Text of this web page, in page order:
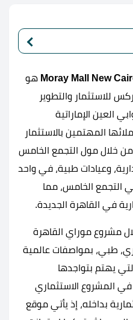
Moray Mall New هو
للاستثمار والتطوير
العين الإماراتية
المهتمين بالاستثمار
من خلال مول التجمع الخامس
وعيادات طبية، في واحد
التجمع الخامس، مما
في القاهرة الجديدة.
مشروع موراي القاهرة
طبي، بمواصفات عالمية
يهتم بتواجدها
المشروع الاستثماري
بداخله، إذ يأتي موقع